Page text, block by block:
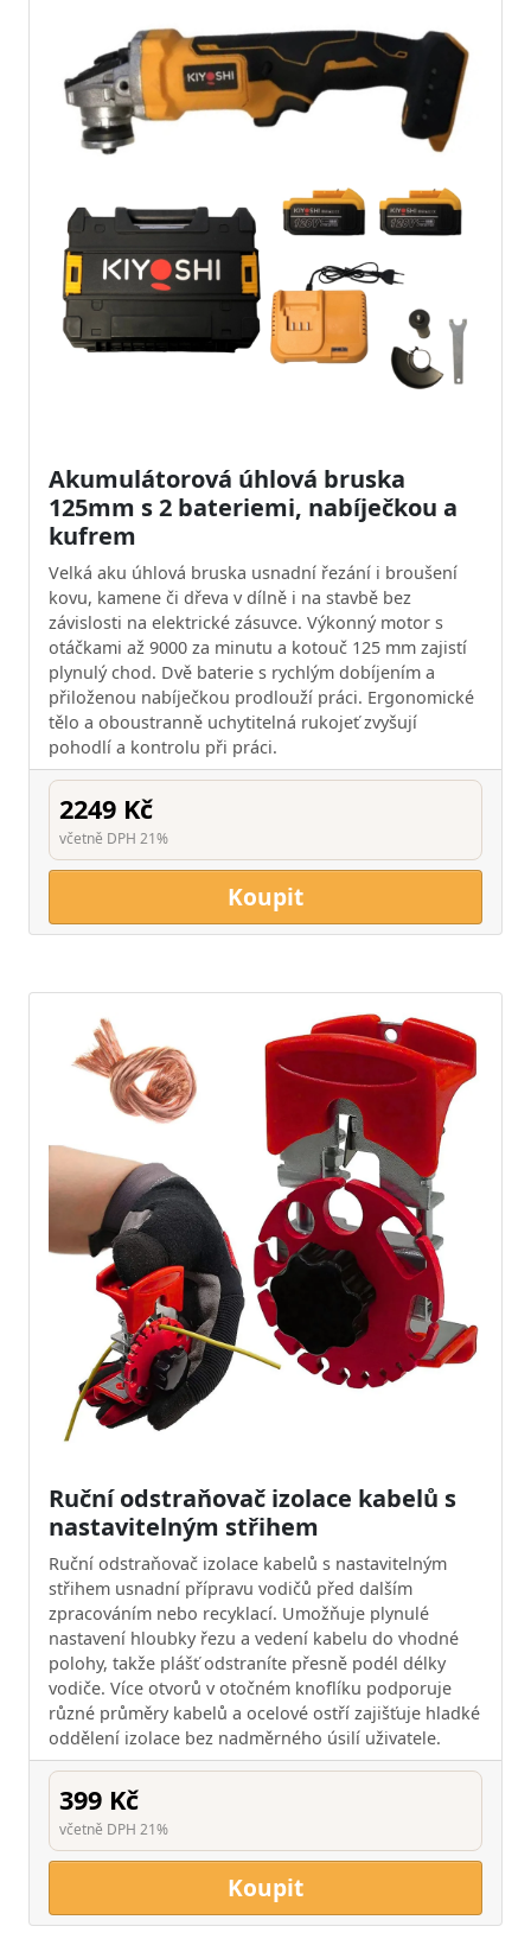
Akumulátorová úhlová bruska
125mm s 2 bateriemi, nabíječkou a
kufrem
Velká aku úhlová bruska usnadní řezání i broušení
kovu, kamene či dřeva v dílně i na stavbě bez
závislosti na elektrické zásuvce. Výkonný motor s
otáčkami až 9000 za minutu a kotouč 125 mm zajistí
plynulý chod. Dvě baterie s rychlým dobíjením a
přiloženou nabíječkou prodlouží práci. Ergonomické
tělo a oboustranně uchytitelná rukojeť zvyšují
pohodlí a kontrolu při práci.
2249 Kč
včetně DPH 21%
Koupit
Ruční odstraňovač izolace kabelů s
nastavitelným střihem
Ruční odstraňovač izolace kabelů s nastavitelným
střihem usnadní přípravu vodičů před dalším
zpracováním nebo recyklací. Umožňuje plynulé
nastavení hloubky řezu a vedení kabelu do vhodné
polohy, takže plášť odstraníte přesně podél délky
vodiče. Více otvorů v otočném knoflíku podporuje
různé průměry kabelů a ocelové ostří zajišťuje hladké
oddělení izolace bez nadměrného úsilí uživatele.
399 Kč
včetně DPH 21%
Koupit